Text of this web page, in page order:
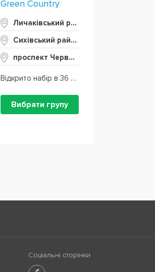
Green Country
Личаківський район
Сихівський район
проспект Червоної Калини, 62А
Відкрито набір в 36 груп
Вибрати групу
Соціальні сторінки